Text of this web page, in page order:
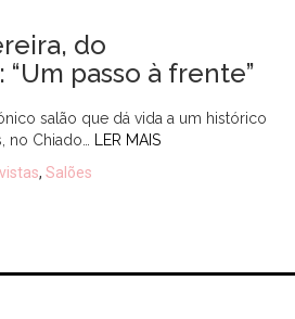
do
passo à frente”
salão que dá vida a um histórico
no Chiado…
LER MAIS
, Salões